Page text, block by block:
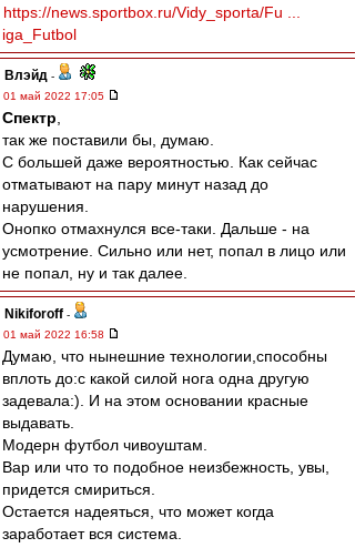
https://news.sportbox.ru/Vidy_sporta/Fu ...
iga_Futbol
Влэйд -
01 май 2022 17:05
Спектр
так же поставили бы, думаю.
С большей даже вероятностью. Как сейчас
отматывают на пару минут назад до
нарушения.
Онопко отмахнулся все-таки. Дальше - на
усмотрение. Сильно или нет, попал в лицо или
не попал, ну и так далее.
Nikiforoff -
01 май 2022 16:58
Думаю, что нынешние технологии,способны
вплоть до:с какой силой нога одна другую
задевала:). И на этом основании красные
выдавать.
Модерн футбол чивоуштам.
Вар или что то подобное неизбежность, увы,
придется смириться.
Остается надеяться, что может когда
заработает вся система.